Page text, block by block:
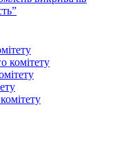
комітету